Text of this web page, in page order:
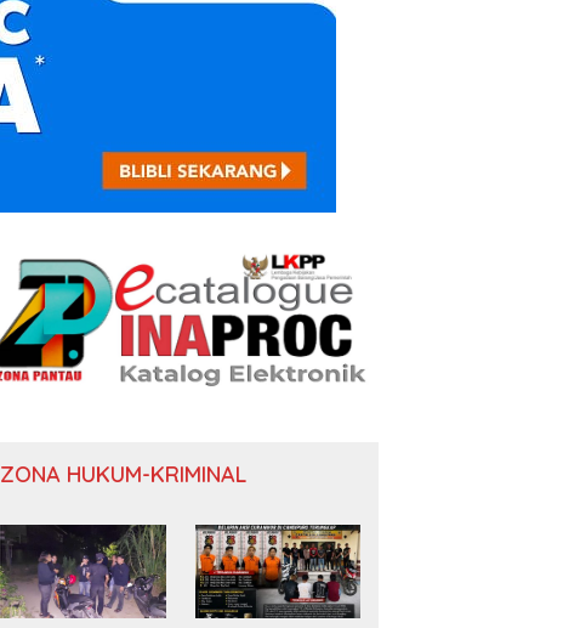
ZONA HUKUM-KRIMINAL